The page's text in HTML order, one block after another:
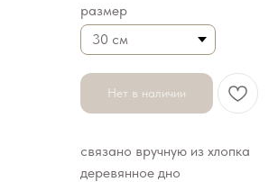
размер
Нет в наличии
связано вручную из хлопка
деревянное дно